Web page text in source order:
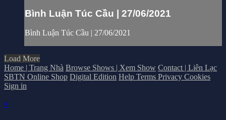
Bình Luận Túc Cầu | 27/06/2021
Bình Luận Túc Cầu | 27/06/2021
Load More
Home | Trang Nhà Browse Shows | Xem Show Contact | Liên Lạc
SBTN Online Shop Digital Edition Help Terms Privacy Cookies
Sign in
×